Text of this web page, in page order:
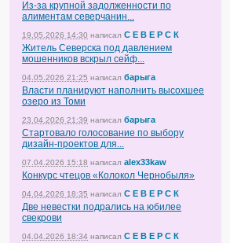
Из-за крупной задолженности по
алиментам северчанин...
19.05.2026 14:30 написал С Е В Е Р С К
Житель Северска под давлением
мошенников вскрыл сейф...
04.05.2026 21:25 написал барыга
Власти планируют наполнить высохшее
озеро из Томи
23.04.2026 21:39 написал барыга
Стартовало голосование по выбору
дизайн-проектов для...
07.04.2026 15:18 написал alex33kaw
Конкурс чтецов «Колокол Чернобыля»
04.04.2026 18:35 написал С Е В Е Р С К
Две невестки подрались на юбилее
свекрови
04.04.2026 18:34 написал С Е В Е Р С К